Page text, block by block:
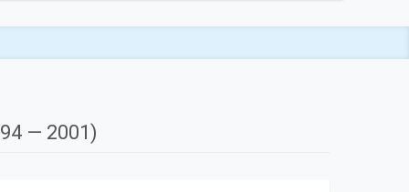
— 2001)